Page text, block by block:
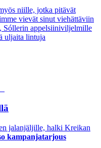
niille, jotka pitävät
vievät sinut viehättäviin
appelsiiniviljelmille
uljaita lintuja
jalanjäljille, halki Kreikan
kampanjatarjous